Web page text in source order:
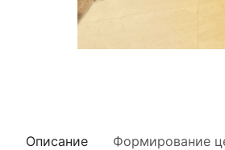
Описание Формирование